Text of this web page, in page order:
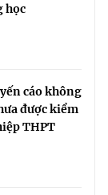
học
cáo không
được kiểm
THPT